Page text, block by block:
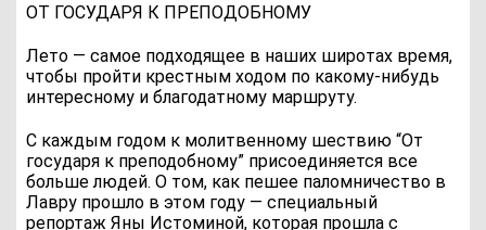
ОТ ГОСУДАРЯ К ПРЕПОДОБНОМУ
Лето — самое подходящее в наших широтах время,
чтобы пройти крестным ходом по какому-нибудь
интересному и благодатному маршруту.
С каждым годом к молитвенному шествию “От
государя к преподобному” присоединяется все
больше людей. О том, как пешее паломничество в
Лавру прошло в этом году — специальный
репортаж Яны Истоминой, которая прошла с